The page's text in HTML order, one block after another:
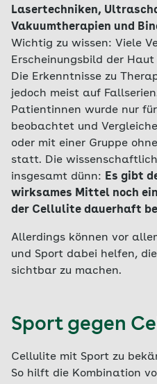
Lasertechniken,
Vakuumtherapien und
Wichtig zu wissen: Viele
Erscheinungsbild der
Die Erkenntnisse zu
jedoch meist auf
Patientinnen wurde nur
beobachtet und
oder mit einer Gruppe
statt. Die
insgesamt dünn: Es gibt
wirksames Mittel noch
der Cellulite dauerhaft
Allerdings können vor
und Sport dabei helfen,
sichtbar zu machen.
Sport gegen
Cellulite mit Sport zu
So hilft die Kombination